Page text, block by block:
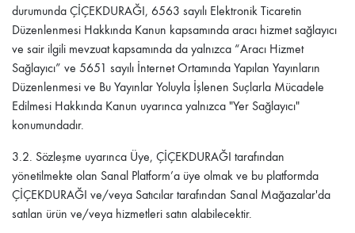
durumunda ÇİÇEKDURAĞI, 6563 sayılı Elektronik Ticaretin
Düzenlenmesi Hakkında Kanun kapsamında aracı hizmet sağlayıcı
ve sair ilgili mevzuat kapsamında da yalnızca “Aracı Hizmet
Sağlayıcı” ve 5651 sayılı İnternet Ortamında Yapılan Yayınların
Düzenlenmesi ve Bu Yayınlar Yoluyla İşlenen Suçlarla Mücadele
Edilmesi Hakkında Kanun uyarınca yalnızca "Yer Sağlayıcı"
konumundadır.
3.2. Sözleşme uyarınca Üye, ÇİÇEKDURAĞI tarafından
yönetilmekte olan Sanal Platform’a üye olmak ve bu platformda
ÇİÇEKDURAĞI ve/veya Satıcılar tarafından Sanal Mağazalar'da
satılan ürün ve/veya hizmetleri satın alabilecektir.